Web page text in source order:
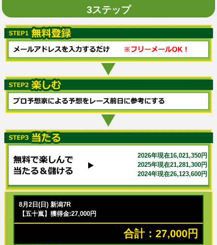
3ステップ
2026年現在16,021,350円
2025年現在21,281,300円
2024年現在26,123,600円
8月2日(日) 新潟7R
【五十嵐】獲得金:27,000円
合計：27,000円